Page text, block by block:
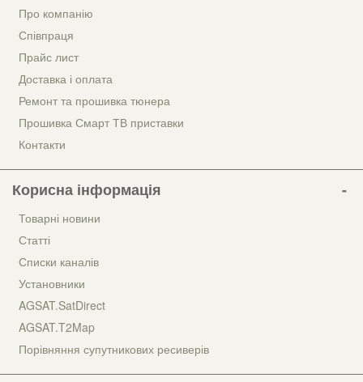
Про компанію
Співпраця
Прайс лист
Доставка і оплата
Ремонт та прошивка тюнера
Прошивка Смарт ТВ приставки
Контакти
Корисна інформація
Товарні новини
Статті
Списки каналів
Установники
AGSAT.SatDirect
AGSAT.T2Map
Порівняння супутникових ресиверів